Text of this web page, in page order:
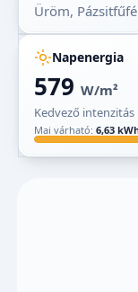
Üröm,
Napenergia
579 W/m²
Kedvező intenzitás
Mai várható: 6,63